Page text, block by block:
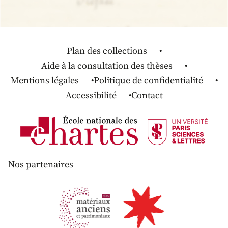
Plan des collections
Aide à la consultation des thèses
Mentions légales
Politique de confidentialité
Accessibilité
Contact
Nos partenaires